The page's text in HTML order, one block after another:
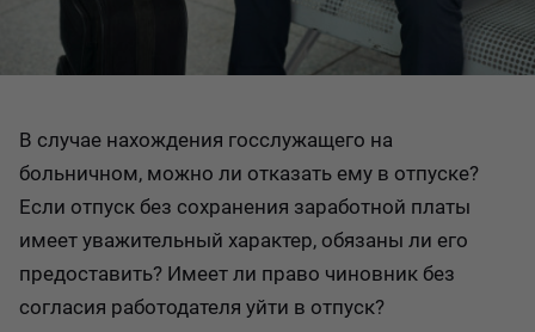
В случае нахождения госслужащего на
больничном, можно ли отказать ему в отпуске?
Если отпуск без сохранения заработной платы
имеет уважительный характер, обязаны ли его
предоставить? Имеет ли право чиновник без
согласия работодателя уйти в отпуск?